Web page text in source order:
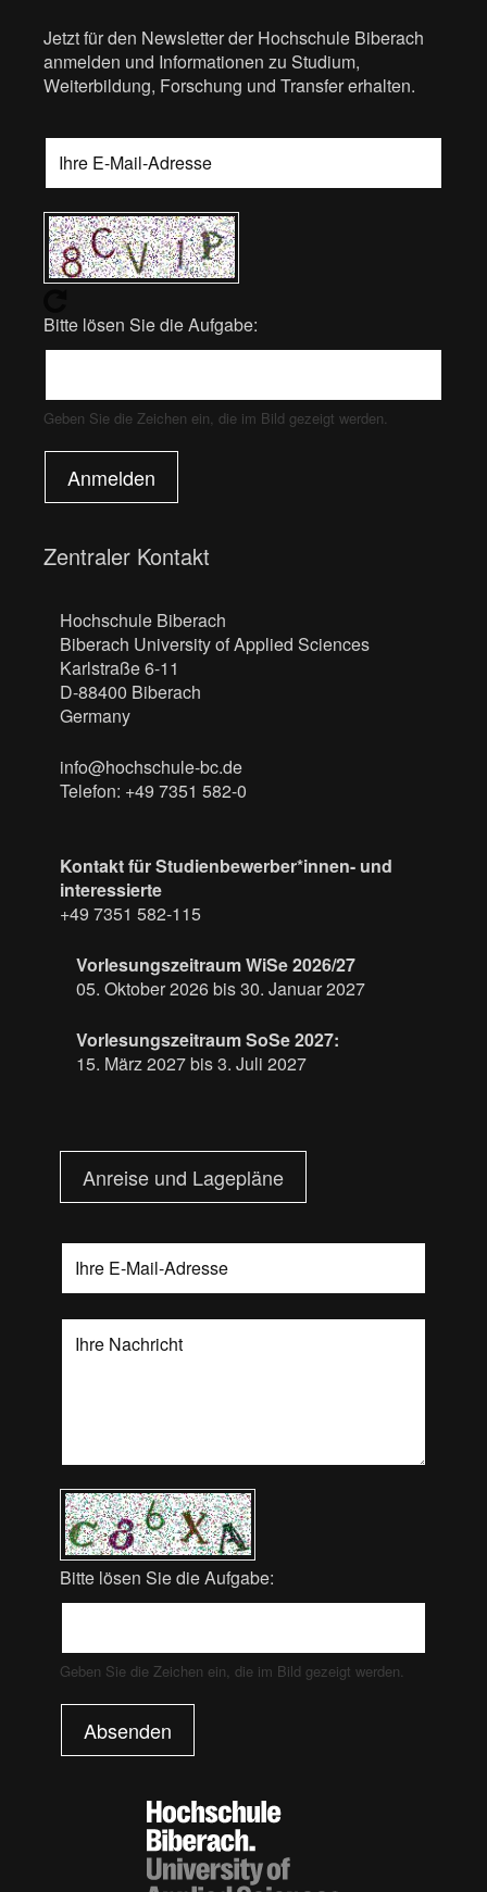
Jetzt für den Newsletter der Hochschule Biberach
anmelden und Informationen zu Studium,
Weiterbildung, Forschung und Transfer erhalten.
Bitte lösen Sie die Aufgabe:
Geben Sie die Zeichen ein, die im Bild gezeigt werden.
Anmelden
Zentraler Kontakt
Hochschule Biberach
Biberach University of Applied Sciences
Karlstraße 6-11
D-88400 Biberach
Germany
info@hochschule-bc.de
Telefon: +49 7351 582-0
Kontakt für Studienbewerber*innen- und
interessierte
+49 7351 582-115
Vorlesungszeitraum WiSe 2026/27
05. Oktober 2026 bis 30. Januar 2027
Vorlesungszeitraum SoSe 2027:
15. März 2027 bis 3. Juli 2027
Anreise und Lagepläne
Bitte lösen Sie die Aufgabe:
Geben Sie die Zeichen ein, die im Bild gezeigt werden.
Absenden